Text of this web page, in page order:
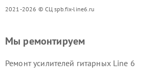
2021-2026 © СЦ spb.fix-line6.ru
Мы ремонтируем
Ремонт усилителей гитарных Line 6